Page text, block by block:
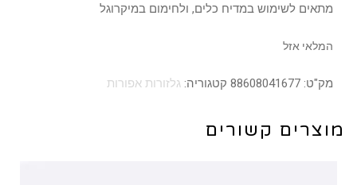
מתאים לשימוש במדיח כלים, ולחימום במיקרוגל
המלאי אזל
מק"ט: 88608041677 קטגוריה: גלזורות אפורות
מוצרים קשורים